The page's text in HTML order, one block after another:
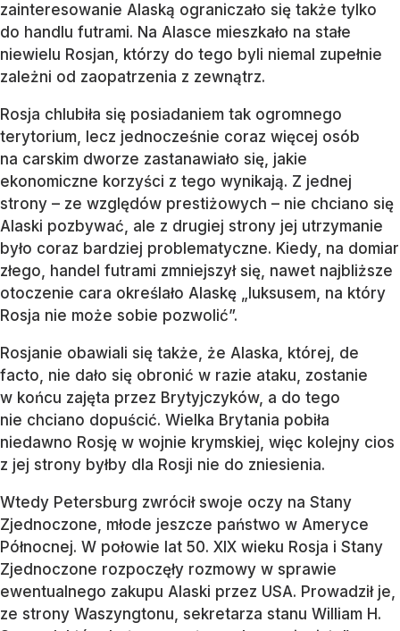
zainteresowanie Alaską ograniczało się także tylko
do handlu futrami. Na Alasce mieszkało na stałe
niewielu Rosjan, którzy do tego byli niemal zupełnie
zależni od zaopatrzenia z zewnątrz.
Rosja chlubiła się posiadaniem tak ogromnego
terytorium, lecz jednocześnie coraz więcej osób
na carskim dworze zastanawiało się, jakie
ekonomiczne korzyści z tego wynikają. Z jednej
strony – ze względów prestiżowych – nie chciano się
Alaski pozbywać, ale z drugiej strony jej utrzymanie
było coraz bardziej problematyczne. Kiedy, na domiar
złego, handel futrami zmniejszył się, nawet najbliższe
otoczenie cara określało Alaskę „luksusem, na który
Rosja nie może sobie pozwolić”.
Rosjanie obawiali się także, że Alaska, której, de
facto, nie dało się obronić w razie ataku, zostanie
w końcu zajęta przez Brytyjczyków, a do tego
nie chciano dopuścić. Wielka Brytania pobiła
niedawno Rosję w wojnie krymskiej, więc kolejny cios
z jej strony byłby dla Rosji nie do zniesienia.
Wtedy Petersburg zwrócił swoje oczy na Stany
Zjednoczone, młode jeszcze państwo w Ameryce
Północnej. W połowie lat 50. XIX wieku Rosja i Stany
Zjednoczone rozpoczęły rozmowy w sprawie
ewentualnego zakupu Alaski przez USA. Prowadził je,
ze strony Waszyngtonu, sekretarza stanu William H.